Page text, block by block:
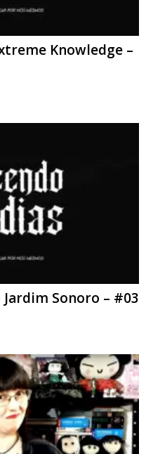
Knowledge –
Jardim Sonoro – #03